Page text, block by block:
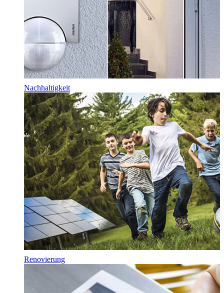
Nachhaltigkeit
Renovierung